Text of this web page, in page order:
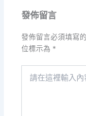
發佈留言
發佈留言必須填寫
位標示為 *